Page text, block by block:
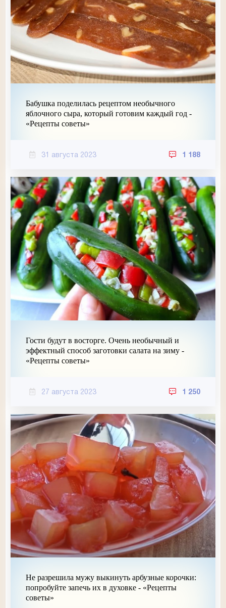
Бабушка поделилась рецептом необычного
яблочного сыра, который готовим каждый год -
«Рецепты советы»
31 августа 2023 1 188
Гости будут в восторге. Очень необычный и
эффектный способ заготовки салата на зиму -
«Рецепты советы»
27 августа 2023 1 250
Не разрешила мужу выкинуть арбузные корочки:
попробуйте запечь их в духовке - «Рецепты
советы»